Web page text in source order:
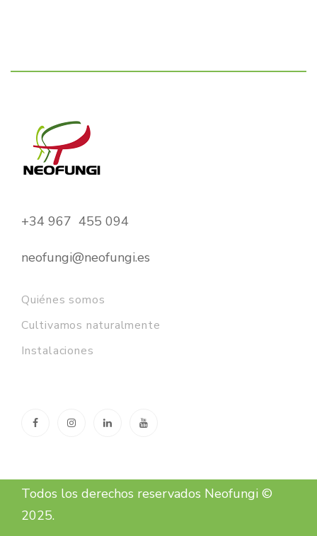
+34 967 455 094
neofungi@neofungi.es
Quiénes somos
Cultivamos naturalmente
Instalaciones
Todos los derechos reservados Neofungi ©
2025.